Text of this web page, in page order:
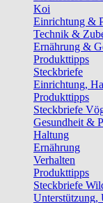
Koi
Einrichtung &
Technik &
Ernährung &
Produkttipps
Steckbriefe
Einrichtung,
Produkttipps
Steckbriefe
Gesundheit &
Haltung
Ernährung
Verhalten
Produkttipps
Steckbriefe
Unterstützung,